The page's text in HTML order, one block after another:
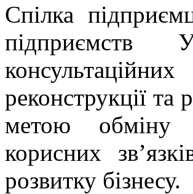
Спілка
підприємств
реконструкції та
метою обміну
корисних
розвитку бізнесу.